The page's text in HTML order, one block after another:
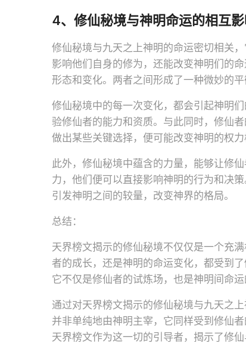
4、修仙秘境与神明命运的相互
修仙秘境与九天之上神明的命运密切相关
影响他们自身的修为，还能改变神明们的
形态和变化。两者之间形成了一种微妙的
修仙秘境中的每一次变化，都会引起神明
验修仙者的能力和资质。与此同时，修仙
做出某些关键选择，便可能改变神明的权力
此外，修仙秘境中蕴含的力量，能够让修
力，他们便可以直接影响神明的行为和决
引发神明之间的较量，改变神界的格局。
总结：
天界榜文揭示的修仙秘境不仅仅是一个充
者的成长，还是神明的命运变化，都受到
它不仅是修仙者的试炼场，也是神明间命
通过对天界榜文揭示的修仙秘境与九天之
并非单纯地由神明主宰，它同样受到修仙
天界榜文作为这一切的引导者，揭示了修